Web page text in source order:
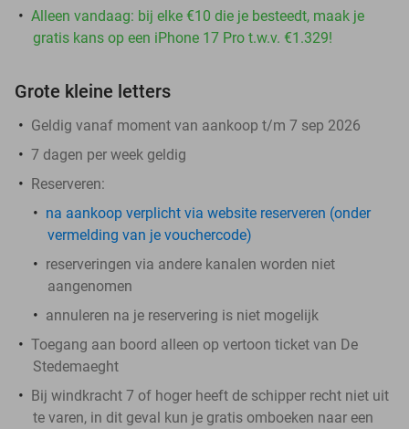
Alleen vandaag: bij elke €10 die je besteedt, maak je
gratis kans op een iPhone 17 Pro t.w.v. €1.329!
Grote kleine letters
Geldig vanaf moment van aankoop t/m 7 sep 2026
7 dagen per week geldig
Reserveren:
​na aankoop verplicht via website reserveren (onder
vermelding van je vouchercode)
reserveringen via andere kanalen worden niet
aangenomen
annuleren na je reservering is niet mogelijk
Toegang aan boord alleen op vertoon ticket van De
Stedemaeght
Bij windkracht 7 of hoger heeft de schipper recht niet uit
te varen, in dit geval kun je gratis omboeken naar een